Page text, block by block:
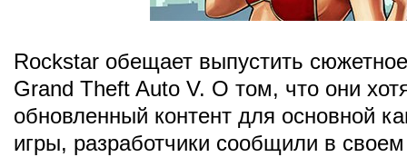
Rockstar обещает выпустить
Grand Theft Auto V. О том, что они
обновленный контент для основной
игры, разработчики сообщили в